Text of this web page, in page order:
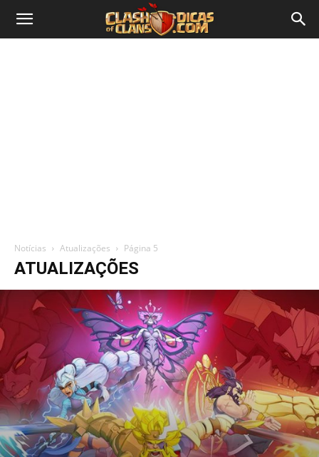
Notícias Atualizações Página 5
ATUALIZAÇÕES